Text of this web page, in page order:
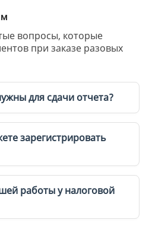
вопросы, которые
при заказе разовых
для сдачи отчета?
зарегистрировать
работы у налоговой